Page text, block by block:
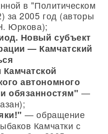
в "Политическом
за 2005 год (авторы
Юркова);
Новый субъект
— Камчатский
автономного
обязанностям" —
— обращение
Камчатки с